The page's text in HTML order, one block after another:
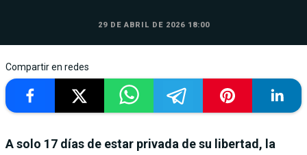
29 DE ABRIL DE 2026 18:00
Compartir en redes
A solo 17 días de estar privada de su libertad, la